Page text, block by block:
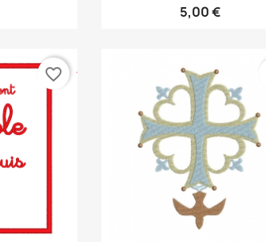
5,00 €
favorite_border